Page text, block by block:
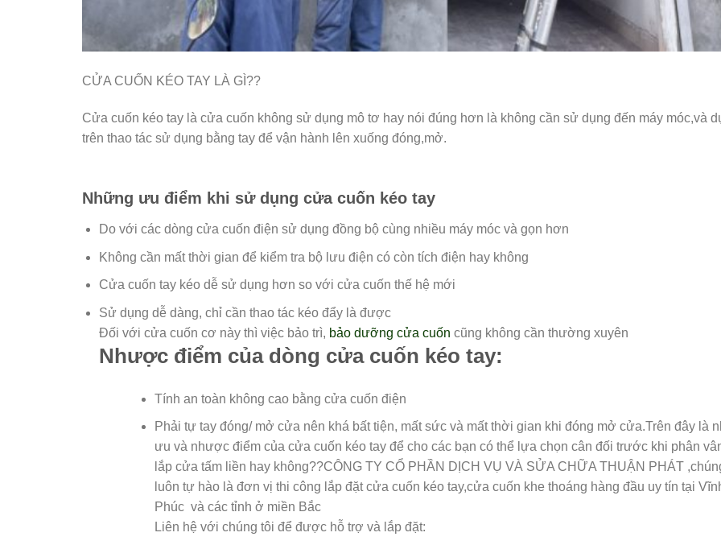
CỬA CUỐN KÉO TAY LÀ GÌ??
Cửa cuốn kéo tay là cửa cuốn không sử dụng mô tơ hay nói đúng hơn là không cần sử dụng đến máy móc,và
trên thao tác sử dụng bằng tay để vận hành lên xuống đóng,mở.
Những ưu điểm khi sử dụng cửa cuốn kéo tay
Do với các dòng cửa cuốn điện sử dụng đồng bộ cùng nhiều máy móc và gọn hơn
Không cần mất thời gian để kiểm tra bộ lưu điện có còn tích điện hay không
Cửa cuốn tay kéo dễ sử dụng hơn so với cửa cuốn thế hệ mới
Sử dụng dễ dàng, chỉ cần thao tác kéo đẩy là được
Đối với cửa cuốn cơ này thì việc bảo trì, bảo dưỡng cửa cuốn cũng không cần thường xuyên
Nhược điểm của dòng cửa cuốn kéo tay:
Tính an toàn không cao bằng cửa cuốn điện
Phải tự tay đóng/ mở cửa nên khá bất tiện, mất sức và mất thời gian khi đóng mở cửa.Trên đây là
ưu và nhược điểm của cửa cuốn kéo tay để cho các bạn có thể lựa chọn cân đối trước khi phân
lắp cửa tấm liền hay không??CÔNG TY CỔ PHẦN DỊCH VỤ VÀ SỬA CHỮA THUẬN PHÁT
luôn tự hào là đơn vị thi công lắp đặt cửa cuốn kéo tay,cửa cuốn khe thoáng hàng đầu uy tín tại
Phúc và các tỉnh ở miền Bắc
Liên hệ với chúng tôi để được hỗ trợ và lắp đặt: